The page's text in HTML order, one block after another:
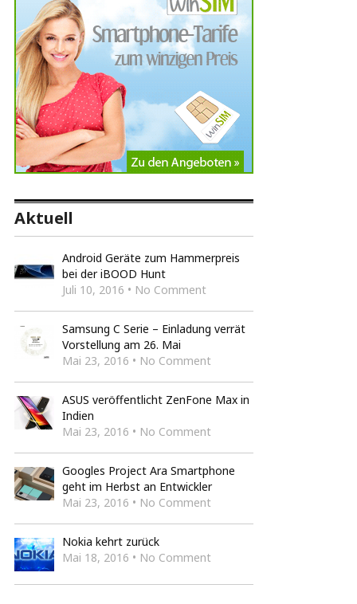
Aktuell
Android Geräte zum Hammerpreis
bei der iBOOD Hunt
Juli 10, 2016 • No Comment
Samsung C Serie – Einladung verrät
Vorstellung am 26. Mai
Mai 23, 2016 • No Comment
ASUS veröffentlicht ZenFone Max in
Indien
Mai 23, 2016 • No Comment
Googles Project Ara Smartphone
geht im Herbst an Entwickler
Mai 23, 2016 • No Comment
Nokia kehrt zurück
Mai 18, 2016 • No Comment